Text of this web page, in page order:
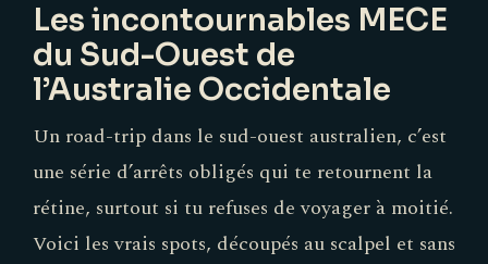
Les incontournables MECE
du Sud-Ouest de
l’Australie Occidentale
Un road-trip dans le sud-ouest australien, c’est
une série d’arrêts obligés qui te retournent la
rétine, surtout si tu refuses de voyager à moitié.
Voici les vrais spots, découpés au scalpel et sans